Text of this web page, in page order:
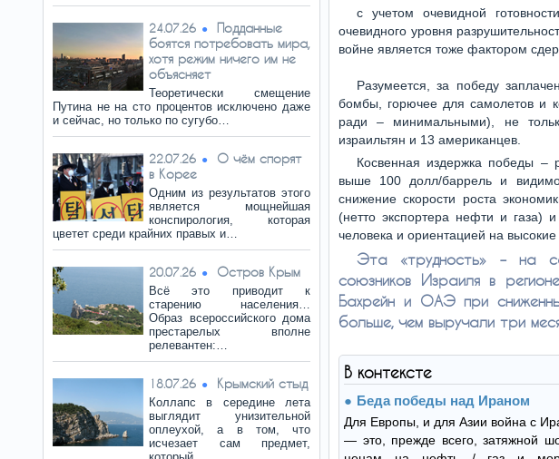
24.07.26
Подданные
боятся потребовать мира,
хотя режим ничего им не
объясняет
Теоретически смещение
Путина не на сто процентов исключено даже
и сейчас, но только по сугубо…
22.07.26
О чём спорят
в Корее
Одним из результатов этого
является мощнейшая
конспирология, которая
цветет среди крайних правых и…
20.07.26 Остров Крым
Всё это приводит к
старению населения…
Образ всероссийского дома
престарелых вполне
релевантен:…
18.07.26 Крымский стыд
Коллапс в середине лета
выглядит унизительной
оплеухой, а в том, что
исчезает сам предмет,
с учетом очевидной
очевидного уровня
войне является тоже фактором
Разумеется, за победу
бомбы, горючее для самолетов и
ради – минимальными), не
израильтян и 13 американцев.
Косвенная издержка победы –
выше 100 долл/баррель и
снижение скорости роста
(нетто экспортера нефти и
человека и ориентацией на высокие
Эта «трудность» – на
союзников Израиля в
Бахрейн и ОАЭ при
больше, чем выручали три
В контексте
Беда победы над Ираном
Для Европы, и для Азии война с
— это, прежде всего, затяжной